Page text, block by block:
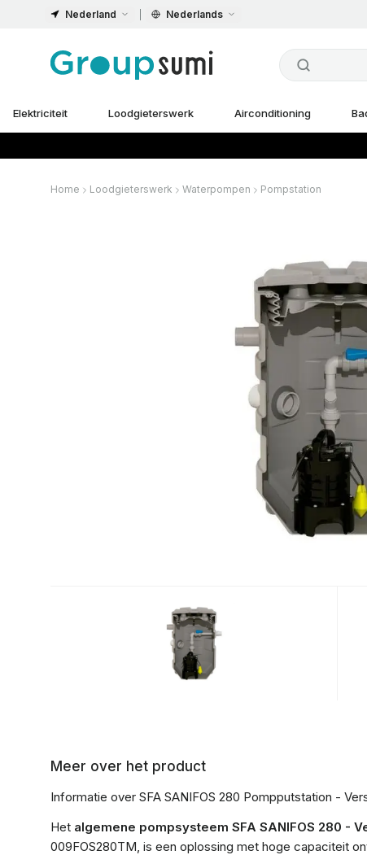
Nederland Nederlands
Elektriciteit Loodgieterswerk Airconditioning
Home Loodgieterswerk Waterpompen Pompstation
Meer over het product
Informatie over SFA SANIFOS 280 Pompputstation -
Het algemene pompsysteem SFA SANIFOS 280 -
009FOS280TM, is een oplossing met hoge capaciteit